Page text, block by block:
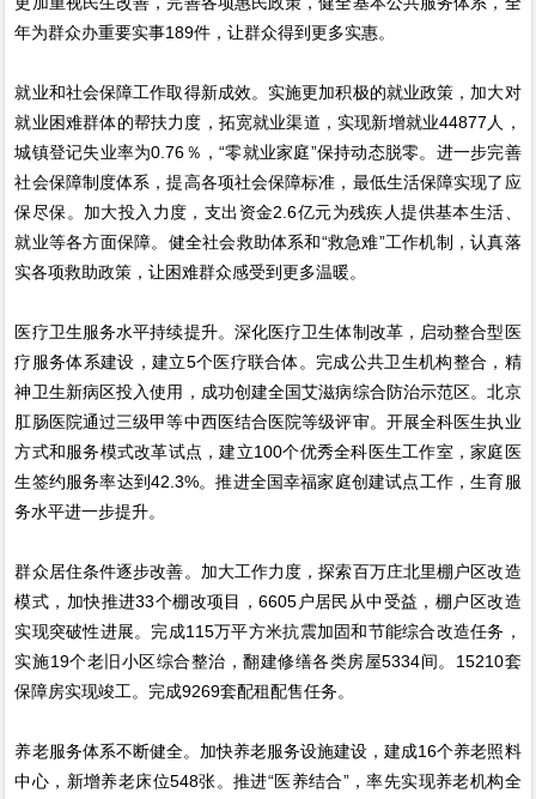
年为群众办重要实事189件，让群众得到更多实惠。
就业和社会保障工作取得新成效。实施更加积极的就业政策，加大对
就业困难群体的帮扶力度，拓宽就业渠道，实现新增就业44877人，
城镇登记失业率为0.76％，“零就业家庭”保持动态脱零。进一步完善
社会保障制度体系，提高各项社会保障标准，最低生活保障实现了应
保尽保。加大投入力度，支出资金2.6亿元为残疾人提供基本生活、
就业等各方面保障。健全社会救助体系和“救急难”工作机制，认真落
实各项救助政策，让困难群众感受到更多温暖。
医疗卫生服务水平持续提升。深化医疗卫生体制改革，启动整合型医
疗服务体系建设，建立5个医疗联合体。完成公共卫生机构整合，精
神卫生新病区投入使用，成功创建全国艾滋病综合防治示范区。北京
肛肠医院通过三级甲等中西医结合医院等级评审。开展全科医生执业
方式和服务模式改革试点，建立100个优秀全科医生工作室，家庭医
生签约服务率达到42.3%。推进全国幸福家庭创建试点工作，生育服
务水平进一步提升。
群众居住条件逐步改善。加大工作力度，探索百万庄北里棚户区改造
模式，加快推进33个棚改项目，6605户居民从中受益，棚户区改造
实现突破性进展。完成115万平方米抗震加固和节能综合改造任务，
实施19个老旧小区综合整治，翻建修缮各类房屋5334间。15210套
保障房实现竣工。完成9269套配租配售任务。
养老服务体系不断健全。加快养老服务设施建设，建成16个养老照料
中心，新增养老床位548张。推进“医养结合”，率先实现养老机构全